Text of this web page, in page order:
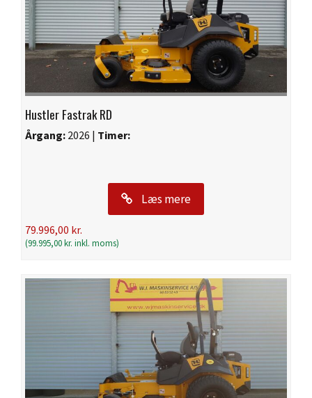
Hustler Fastrak RD
Årgang: 2026 | Timer:
Læs mere
79.996,00 kr.
(99.995,00kr. inkl. moms)